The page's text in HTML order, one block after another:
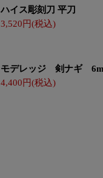
ハイス彫刻刀 平刀
3,520
モデレッジ 剣ナギ
4,400